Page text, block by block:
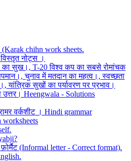
(Karak chihn work sheets.
नोट्स ।
सुख।, T-20 विश्व कप का सबसे रोमांचक
चुनाव में मतदान का महत्व।, स्वच्छता
सुखों का पर्यावरण पर प्रभाव।
उत्तर। Heengwala - Solutions
वर्कशीट । Hindi grammar
worksheets
(Informal letter - Correct format).